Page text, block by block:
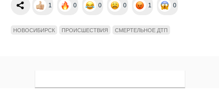
1 0 0 0 1 0
НОВОСИБИРСК ПРОИСШЕСТВИЯ СМЕРТЕЛЬНОЕ ДТП